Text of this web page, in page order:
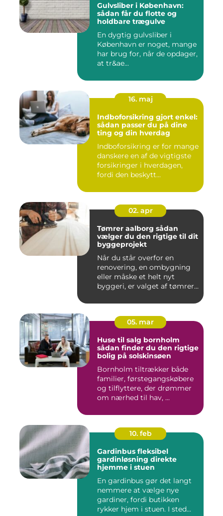
Gulvsliber i København:
sådan får du flotte og
holdbare trægulve
En dygtig gulvsliber i
København er noget, mange
har brug for, når de opdager,
at tr&ae...
16. maj
Indboforsikring gjort enkel:
sådan passer du på dine
ting og din hverdag
Indboforsikring er for mange
danskere en af de vigtigste
forsikringer i hverdagen,
fordi den beskytt...
02. apr
Tømrer aalborg sådan
vælger du den rigtige til dit
byggeprojekt
Når du står overfor en
renovering, en ombygning
eller måske et helt nyt
byggeri, er valget af tømrer...
05. mar
Huse til salg bornholm
sådan finder du den rigtige
bolig på solskinsøen
Bornholm tiltrækker både
familier, førstegangskøbere
og tilflyttere, der drømmer
om nærhed til hav, ...
10. feb
Gardinbus fleksibel
gardinløsning direkte
hjemme i stuen
En gardinbus gør det langt
nemmere at vælge nye
gardiner, fordi butikken
rykker hjem i stuen. I sted...